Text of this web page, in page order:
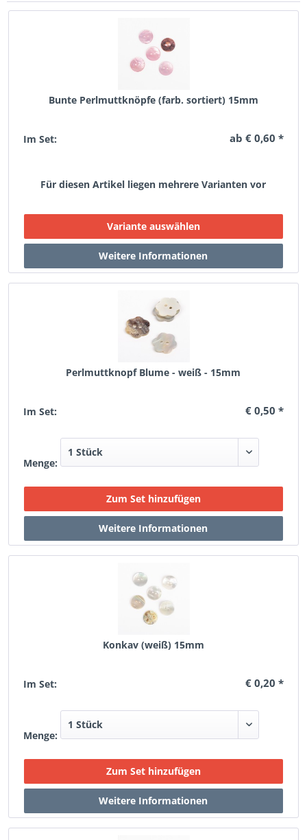
Bunte Perlmuttknöpfe (farb. sortiert) 15mm
Im Set: ab € 0,60 *
Für diesen Artikel liegen mehrere Varianten vor
Perlmuttknopf Blume - weiß - 15mm
Im Set: € 0,50 *
Menge:
Konkav (weiß) 15mm
Im Set: € 0,20 *
Menge: